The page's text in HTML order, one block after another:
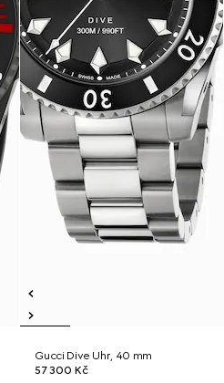
Gucci Dive Uhr, 40 mm
57 300 Kč